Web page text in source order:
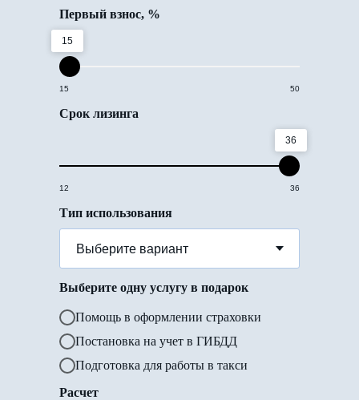
Первый взнос, %
15
15 50
Срок лизинга
36
12 36
Тип использования
Выберите одну услугу в подарок
Помощь в оформлении страховки
Постановка на учет в ГИБДД
Подготовка для работы в такси
Расчет